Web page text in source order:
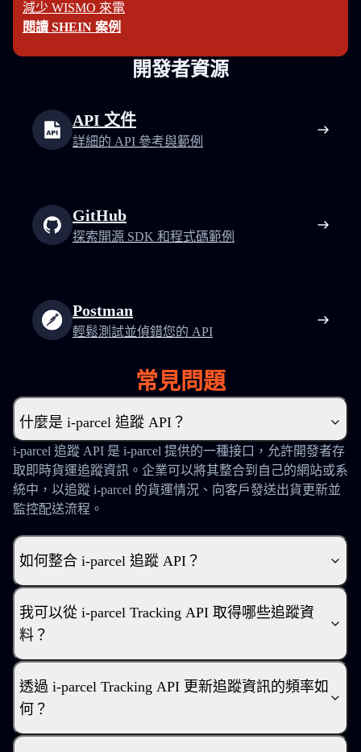
減少 WISMO 來電
閱讀 SHEIN 案例
開發者資源
API 文件
詳細的 API 參考與範例
GitHub
探索開源 SDK 和程式碼範例
Postman
輕鬆測試並偵錯您的 API
常見問題
什麼是 i-parcel 追蹤 API？
i-parcel 追蹤 API 是 i-parcel 提供的一種接口，允許開發者存
取即時貨運追蹤資訊。企業可以將其整合到自己的網站或系
統中，以追蹤 i-parcel 的貨運情況、向客戶發送出貨更新並
監控配送流程。
如何整合 i-parcel 追蹤 API？
我可以從 i-parcel Tracking API 取得哪些追蹤資
料？
透過 i-parcel Tracking API 更新追蹤資訊的頻率如
何？